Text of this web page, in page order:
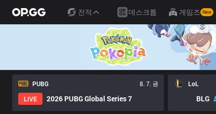
전적 데스크톱 게임즈 New
PUBG
8. 7. 금
LIVE
2026 PUBG Global Series 7
LoL
BLG